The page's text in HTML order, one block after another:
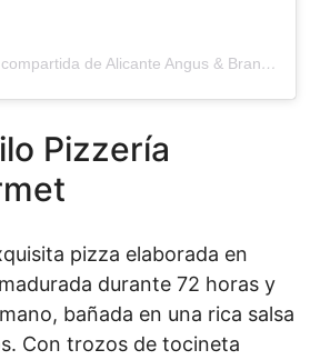
Una publicación compartida de Alicante Angus & Brangus (@alicanteangusbrangus)
Pizzería
pizza elaborada en
durante 72 horas y
bañada en una rica salsa
Con trozos de tocineta